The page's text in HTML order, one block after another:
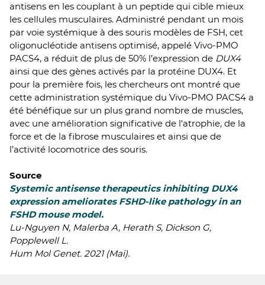
antisens en les couplant à un peptide qui cible mieux
les cellules musculaires. Administré pendant un mois
par voie systémique à des souris modèles de FSH, cet
oligonucléotide antisens optimisé, appelé Vivo-PMO
PACS4, a réduit de plus de 50% l’expression de DUX4
ainsi que des gènes activés par la protéine DUX4. Et
pour la première fois, les chercheurs ont montré que
cette administration systémique du Vivo-PMO PACS4 a
été bénéfique sur un plus grand nombre de muscles,
avec une amélioration significative de l'atrophie, de la
force et de la fibrose musculaires et ainsi que de
l’activité locomotrice des souris.
Source
Systemic antisense therapeutics inhibiting DUX4
expression ameliorates FSHD-like pathology in an
FSHD mouse model.
Lu-Nguyen N, Malerba A, Herath S, Dickson G,
Popplewell L.
Hum Mol Genet. 2021 (Mai).